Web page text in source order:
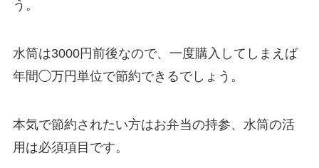
う。
水筒は3000円前後なので、一度購入してしまえば
年間◯万円単位で節約できるでしょう。
本気で節約されたい方はお弁当の持参、水筒の活
用は必須項目です。